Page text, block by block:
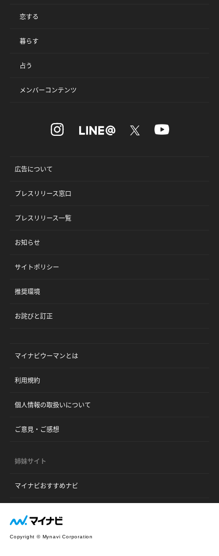
恋する
暮らす
占う
メンバーコンテンツ
広告について
プレスリリース窓口
プレスリリース一覧
お知らせ
サイトポリシー
推奨環境
お詫びと訂正
マイナビウーマンとは
利用規約
個人情報の取扱いについて
ご意見・ご感想
姉妹サイト
マイナビおすすめナビ
Copyright © Mynavi Corporation